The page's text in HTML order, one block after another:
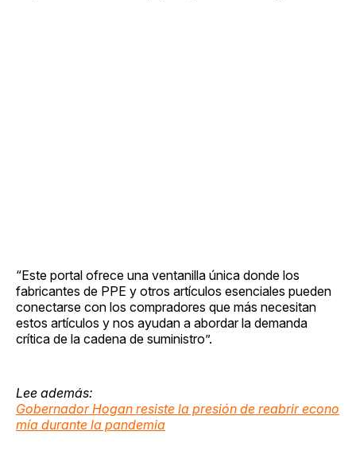
“Este portal ofrece una ventanilla única donde los
fabricantes de PPE y otros artículos esenciales pueden
conectarse con los compradores que más necesitan
estos artículos y nos ayudan a abordar la demanda
crítica de la cadena de suministro”.
Lee además:
Gobernador Hogan resiste la presión de reabrir econo
mía durante la pandemia